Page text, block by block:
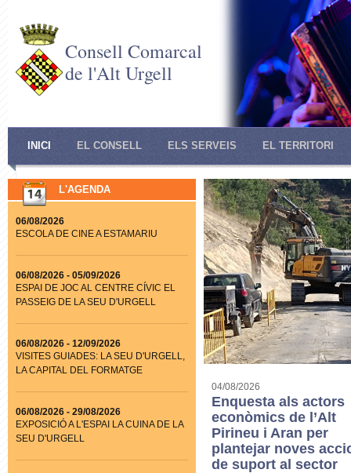
Consell Comarcal
de l'Alt Urgell
INICI EL CONSELL ELS SERVEIS EL TERRITORI
L'AGENDA
06/08/2026
ESCOLA DE CINE A ESTAMARIU
06/08/2026 - 05/09/2026
ESPAI DE JOC AL CENTRE CÍVIC EL
PASSEIG DE LA SEU D'URGELL
06/08/2026 - 12/09/2026
VISITES GUIADES: LA SEU D'URGELL,
LA CAPITAL DEL FORMATGE
06/08/2026 - 29/08/2026
EXPOSICIÓ A L'ESPAI LA CUINA DE LA
SEU D'URGELL
04/08/2026
Enquesta als actors
econòmics de l’Alt
Pirineu i Aran per
plantejar noves
de suport al sector